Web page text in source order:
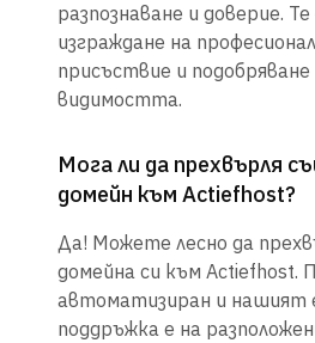
разпознаване и доверие.
изграждане на
присъствие и подобряване
видимостта.
Мога ли да прехвърля
домейн към Actiefhost?
Да! Можете лесно да
домейна си към Actiefhost.
автоматизиран и нашият
поддръжка е на